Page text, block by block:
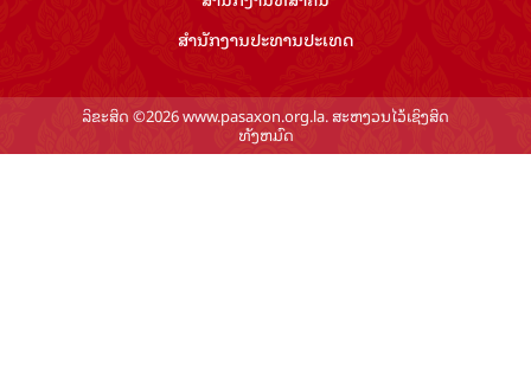
ສຳ​ນັກ​ງານ​ປະ​ທານ​ປະ​ເທດ
ລິຂະສິດ ©2026 www.pasaxon.org.la. ສະຫງວນໄວ້ເຊິງສິດ
ທັງຫມົດ